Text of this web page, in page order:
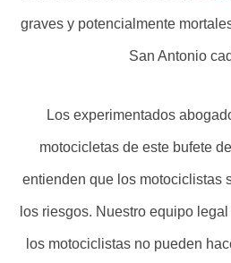
graves y potencialmente
San Antonio
Los experimentados
motocicletas de este bufete
entienden que los motociclistas
los riesgos. Nuestro equipo
los motociclistas no pueden